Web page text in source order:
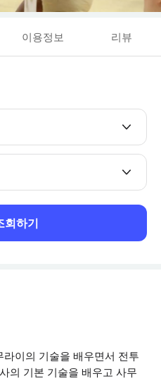
이용정보 리뷰
회하기
이의 기술을 배우면서 전투
의 기본 기술을 배우고 사무